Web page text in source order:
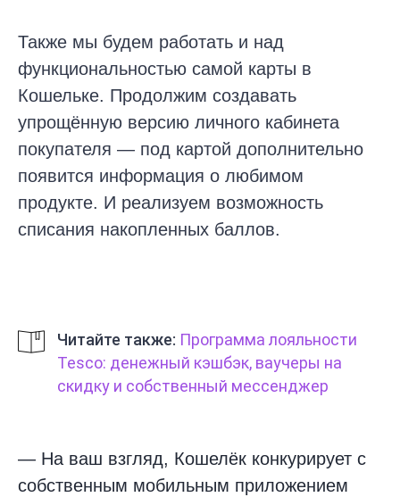
Также мы будем работать и над
функциональностью самой карты в
Кошельке. Продолжим создавать
упрощённую версию личного кабинета
покупателя — под картой дополнительно
появится информация о любимом
продукте. И реализуем возможность
списания накопленных баллов.
Читайте также: Программа лояльности
Tesco: денежный кэшбэк, ваучеры на
скидку и собственный мессенджер
— На ваш взгляд, Кошелёк конкурирует с
собственным мобильным приложением